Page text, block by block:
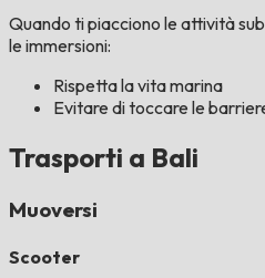
Quando ti piacciono le attività
le immersioni:
Rispetta la vita marina
Evitare di toccare le
Trasporti a Bali
Muoversi
Scooter